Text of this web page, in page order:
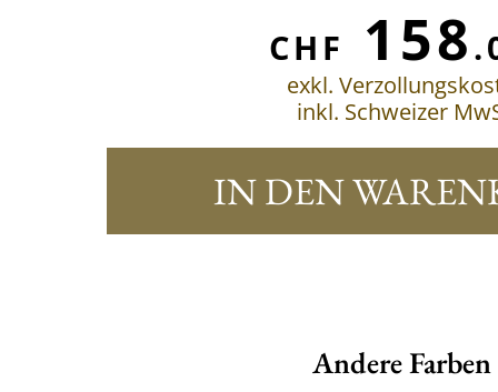
CHF 158
exkl.
inkl. Schweizer
IN DEN
Andere Farben